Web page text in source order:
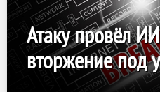
Атаку провёл
вторжение под